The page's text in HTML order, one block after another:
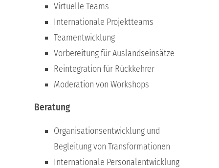
Virtuelle Teams
Internationale Projektteams
Teamentwicklung
Vorbereitung für Auslandseinsätze
Reintegration für Rückkehrer
Moderation von Workshops
Beratung
Organisationsentwicklung und
Begleitung von Transformationen
Internationale Personalentwicklung